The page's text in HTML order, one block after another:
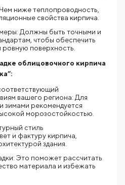
ниже теплопроводность,
свойства кирпича.
Должны быть точными и
чтобы обеспечить
ровную поверхность.
облицовочного кирпича
вашего региона: Для
зимами рекомендуется
морозостойкостью.
стиль
и фактуру кирпича,
здания.
Это поможет рассчитать
материала и избежать